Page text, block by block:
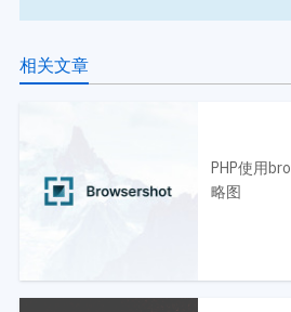
相关文章
PHP使用
略图